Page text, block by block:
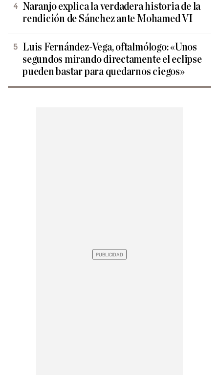
Naranjo explica la verdadera historia de la
rendición de Sánchez ante Mohamed VI
Luis Fernández-Vega, oftalmólogo: «Unos
segundos mirando directamente el eclipse
pueden bastar para quedarnos ciegos»